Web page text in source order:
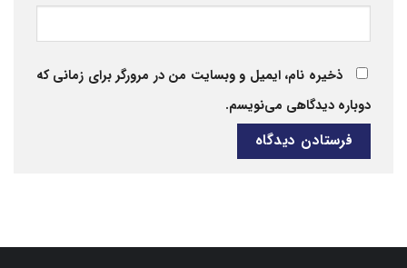
ذخیره نام، ایمیل و وبسایت من در مرورگر برای زمانی که
دوباره دیدگاهی می‌نویسم.